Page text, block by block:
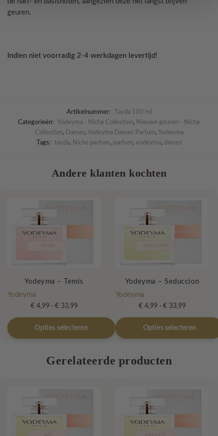
geuren.
Indien niet voorradig 2-4 werkdagen levertijd!
Artikelnummer:
Tayda 100 ml
Categorieën:
Yodeyma - Niche Collection, Nieuwe geuren - Niche
Collection, Dames, Yodeyma Dames Parfum, Yodeyma
Tags: tayda, Niche parfum, parfum, yodeyma, dames
Andere klanten kochten
Yodeyma – Temis
Yodeyma
€4,99 - €33,99Prijsklasse:
€ 4,99
tot
€ 33,99
Opties selecteren
Dit
product
gekozen
Yodeyma – Seduccion
Yodeyma
€4,99 - €33,99Prijsklasse:
€ 4,99
tot
€ 33,99
Opties selecteren
Dit
product
meerdere
gekozen
Gerelateerde producten